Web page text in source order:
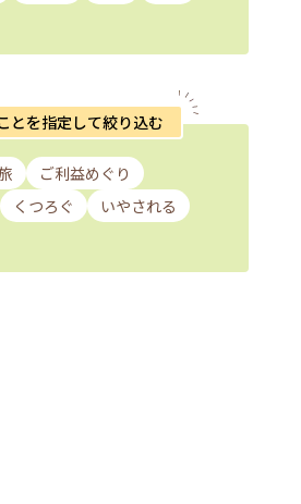
とを指定して絞り込む
ご利益めぐり
くつろぐ
いやされる